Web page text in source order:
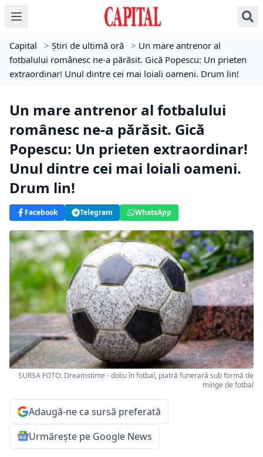
Capital > Știri de ultimă oră > Un mare antrenor al
fotbalului românesc ne-a părăsit. Gică Popescu: Un prieten
extraordinar! Unul dintre cei mai loiali oameni. Drum lin!
Un mare antrenor al fotbalului
românesc ne-a părăsit. Gică
Popescu: Un prieten extraordinar!
Unul dintre cei mai loiali oameni.
Drum lin!
Facebook Telegram WhatsApp
SURSA FOTO: Dreamstime - doliu în fotbal, piatră funerară sub formă de
minge de fotbal
Adaugă-ne ca sursă preferată
Urmărește pe Google News